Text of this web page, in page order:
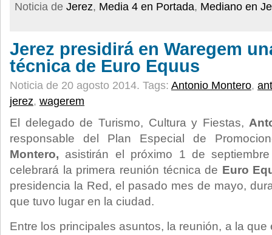
Noticia de Jerez, Media 4 en Portada, Mediano en
Jerez presidirá en Waregem
técnica de Euro Equus
Noticia de 20 agosto 2014. Tags: Antonio Montero,
jerez, wagerem
El delegado de Turismo, Cultura y Fiestas,
responsable del Plan Especial de
Montero, asistirán el próximo 1 de
celebrará la primera reunión técnica de Euro
presidencia la Red, el pasado mes de mayo,
que tuvo lugar en la ciudad.
Entre los principales asuntos, la reunión, a la